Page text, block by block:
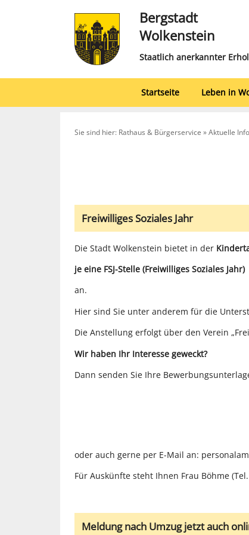
Bergstadt
Wolkenstein
Staatlich anerkannter
Startseite Leben in
Sie sind hier: Rathaus & Bürgerservice » Aktuelle
Freiwilliges Soziales Jahr
Die Stadt Wolkenstein bietet in der
je eine FSJ-Stelle (Freiwilliges Soziales Jahr)
an.
Hier sind Sie unter anderem für die
Die Anstellung erfolgt über den Verein
Wir haben Ihr Interesse geweckt?
Dann senden Sie Ihre
oder auch gerne per E-Mail an:
Für Auskünfte steht Ihnen Frau Böhme
Meldung nach Umzug jetzt auch